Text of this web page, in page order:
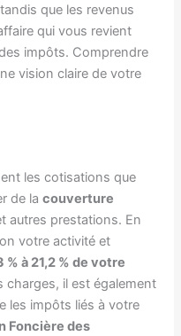
que les revenus
qui vous revient
impôts. Comprendre
vision claire de votre
les cotisations que
de lacouverture
autres prestations. En
votre activité et
% à 21,2 % de votre
charges, il est également
les impôts liés à votre
Foncière des